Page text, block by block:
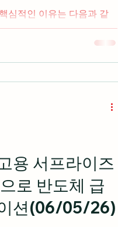
심적인 이유는 다음과 같
미국과 이란의 호르무즈 해
달러 아래로 붕괴하며 글
지수 강세 견인 AI 기술
발표를 앞둔 경계감에 나
하락 마감 대형 기술주 중
즈, 필수소비재 등 동일가
를 아웃퍼폼하는 로테
수는 시장 예상치를 하회하
전월 대비 상승해 엇갈린
시황 ▶ 기술주 부진 속 엇
AI 주도주들의 랠리 피로감
으
용 서프라이즈
로 반도체 급
션(06/05/26)